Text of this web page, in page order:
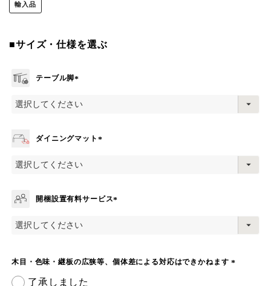
輸入品
■サイズ・仕様を選ぶ
テーブル脚
必
ダイニングマット
開梱設置有料サービス
木目・色味・継板の広狭等、個体差による対応はできかねます
了承しました